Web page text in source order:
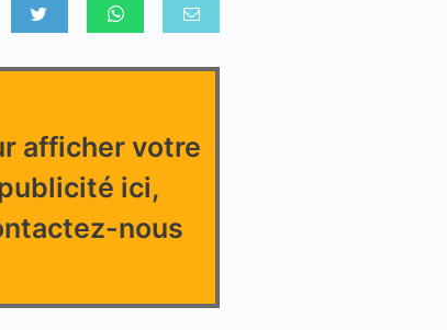
afficher votre
ici,
nous